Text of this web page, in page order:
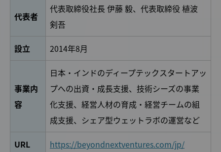
代表者
代表取締役社長 伊藤 毅、代表取締役 植波
剣吾
設立 2014年8月
事業内
容
日本・インドのディープテックスタートアッ
プへの出資・成長支援、技術シーズの事業
化支援、経営人材の育成・経営チームの組
成支援、シェア型ウェットラボの運営など
URL https://beyondnextventures.com/jp/